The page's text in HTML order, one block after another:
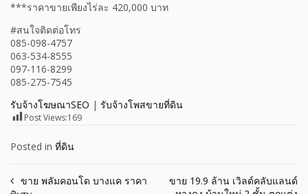
***ราคาขายเพียงไร่ละ 420,000 บาท
#สนใจติดต่อโทร
085-098-4757
063-534-8555
097-116-8299
085-275-7545
รับจ้างโฆษณาSEO | รับจ้างโพสขายที่ดิน
Post Views:169
Posted in ที่ดิน
Post
ขาย พลัมคอนโด บางแค ราคา
ขาย 19.9 ล้าน เวิลด์คลับแลนด์